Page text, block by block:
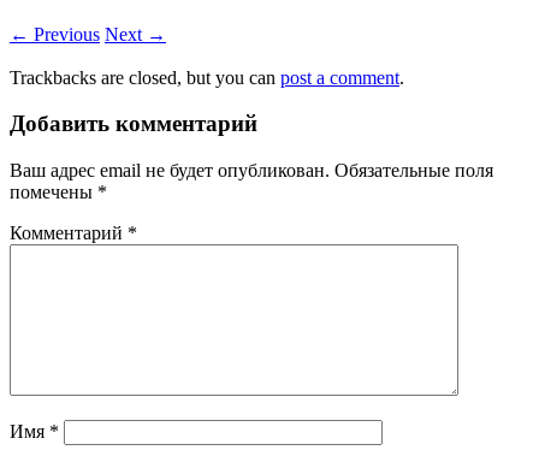
← Previous Next →
Trackbacks are closed, but you can post a comment.
Добавить комментарий
Ваш адрес email не будет опубликован. Обязательные поля
помечены *
Комментарий *
Имя *